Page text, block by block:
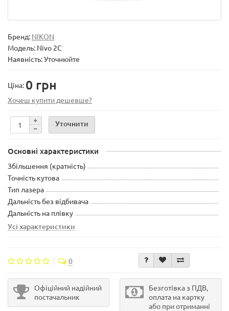
Бренд: NIKON
Модель: Nivo 2C
Наявність: Уточнюйте
Ціна: 0 грн
Хочеш купити дешевше?
Уточнити
Основні характеристики
Збільшення (кратність)
Точність кутова
Тип лазера
Дальність без відбивача
Дальність на плівку
Усі характеристики
0
Офіційний надійний
постачальник
Безготівка з ПДВ,
оплата на картку
або при отриманні